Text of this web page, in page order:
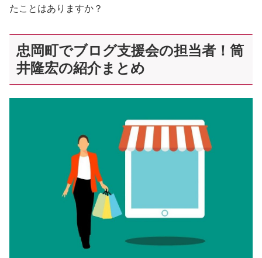
たことはありますか？
忠岡町でブログ支援会の担当者！筒
井隆宏の紹介まとめ